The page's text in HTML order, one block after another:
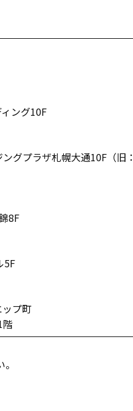
ング10F
グプラザ札幌大通10F（旧：
8F
5F
プ町
階